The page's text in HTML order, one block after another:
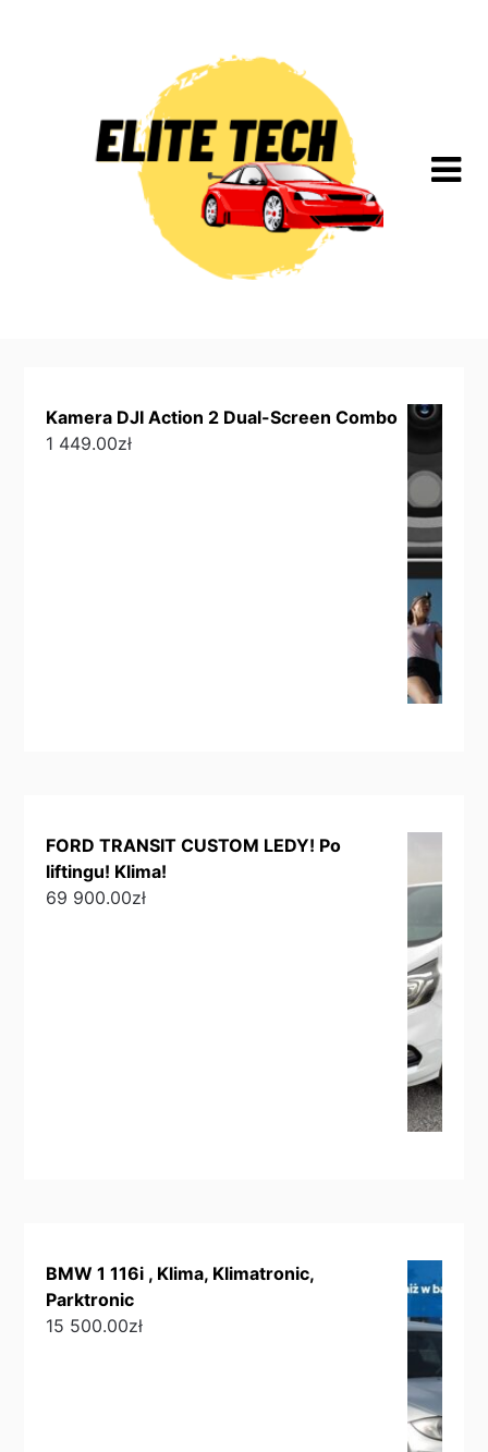
Kamera DJI Action 2 Dual-Screen Combo
1 449.00zł
FORD TRANSIT CUSTOM LEDY! Po
liftingu! Klima!
69 900.00zł
BMW 1 116i , Klima, Klimatronic,
Parktronic
15 500.00zł